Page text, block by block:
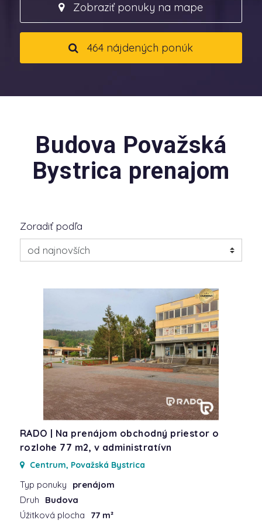
Zobraziť ponuky na mape
464 nájdených ponúk
Budova Považská
Bystrica prenajom
Zoradiť podľa
RADO | Na prenájom obchodný priestor o
rozlohe 77 m2, v administratívn
Centrum, Považská Bystrica
Typ ponuky
prenájom
Druh
Budova
Úžitková plocha
77 m²